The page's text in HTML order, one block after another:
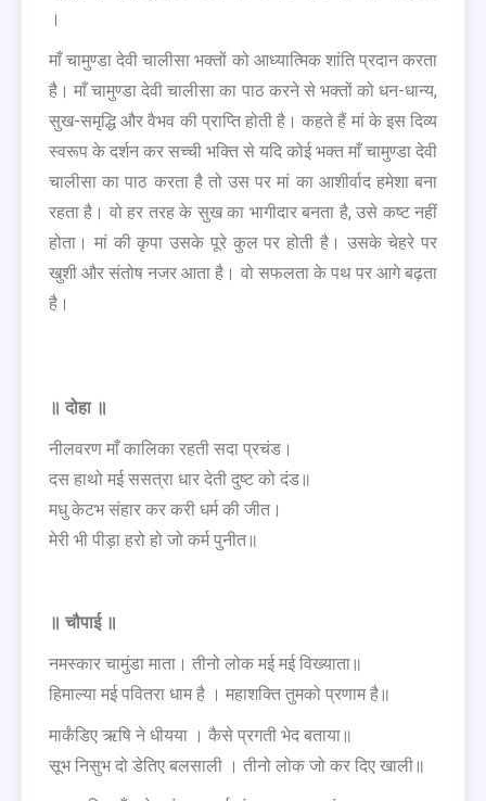
।
माँ चामुण्डा देवी चालीसा भक्तों को आध्यात्मिक शांति प्रदान करता
है। माँ चामुण्डा देवी चालीसा का पाठ करने से भक्तों को धन-धान्य,
सुख-समृद्धि और वैभव की प्राप्ति होती है। कहते हैं मां के इस दिव्य
स्वरूप के दर्शन कर सच्ची भक्ति से यदि कोई भक्त माँ चामुण्डा देवी
चालीसा का पाठ करता है तो उस पर मां का आशीर्वाद हमेशा बना
रहता है। वो हर तरह के सुख का भागीदार बनता है, उसे कष्ट नहीं
होता। मां की कृपा उसके पूरे कुल पर होती है। उसके चेहरे पर
खुशी और संतोष नजर आता है। वो सफलता के पथ पर आगे बढ़ता
है।
॥ दोहा ॥
नीलवरण माँ कालिका रहती सदा प्रचंड।
दस हाथो मई ससत्रा धार देती दुष्ट को दंड॥
मधु केटभ संहार कर करी धर्म की जीत।
मेरी भी पीड़ा हरो हो जो कर्म पुनीत॥
॥ चौपाई ॥
नमस्कार चामुंडा माता। तीनो लोक मई मई विख्याता॥
हिमाल्या मई पवितरा धाम है । महाशक्ति तुमको प्रणाम है॥
मार्कंडिए ऋषि ने धीयया । कैसे प्रगती भेद बताया॥
सूभ निसुभ दो डेतिए बलसाली । तीनो लोक जो कर दिए खाली॥